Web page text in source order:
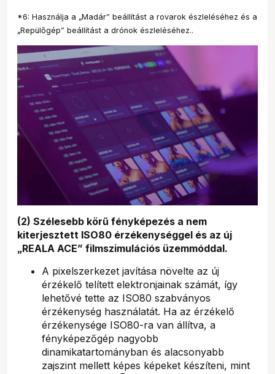
*6: Használja a „Madár” beállítást a rovarok észleléséhez és a
„Repülőgép” beállítást a drónok észleléséhez..
(2) Szélesebb körű fényképezés a nem
kiterjesztett ISO80 érzékenységgel és az új
„REALA ACE” filmszimulációs üzemmóddal.
A pixelszerkezet javítása növelte az új
érzékelő telített elektronjainak számát, így
lehetővé tette az ISO80 szabványos
érzékenység használatát. Ha az érzékelő
érzékenysége ISO80-ra van állítva, a
fényképezőgép nagyobb
dinamikatartományban és alacsonyabb
zajszint mellett képes képeket készíteni, mint